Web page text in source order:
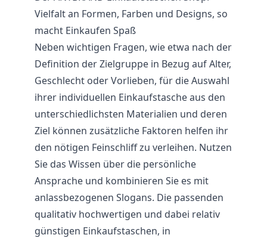
Vielfalt an Formen, Farben und Designs, so
macht Einkaufen Spaß
Neben wichtigen Fragen, wie etwa nach der
Definition der Zielgruppe in Bezug auf Alter,
Geschlecht oder Vorlieben, für die Auswahl
ihrer individuellen Einkaufstasche aus den
unterschiedlichsten Materialien und deren
Ziel können zusätzliche Faktoren helfen ihr
den nötigen Feinschliff zu verleihen. Nutzen
Sie das Wissen über die persönliche
Ansprache und kombinieren Sie es mit
anlassbezogenen Slogans. Die passenden
qualitativ hochwertigen und dabei relativ
günstigen Einkaufstaschen, in